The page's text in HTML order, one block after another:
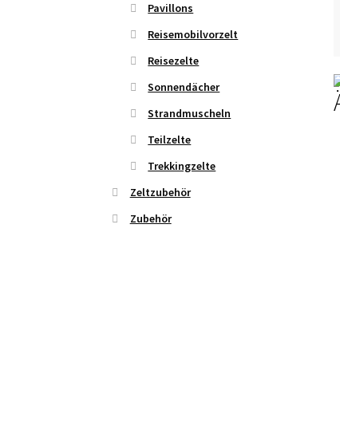
Pavillons
Reisemobilvorzelt
Reisezelte
Sonnendächer
Strandmuscheln
Teilzelte
Trekkingzelte
Zeltzubehör
Zubehör